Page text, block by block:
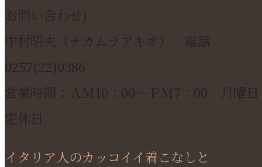
お問い合わせ)
中村昭夫（ナカムラアキオ） 電話
0257(22)0386
営業時間：ＡＭ10：00～ＰＭ7：00 月曜日
定休日
イタリア人のカッコイイ着こなしと